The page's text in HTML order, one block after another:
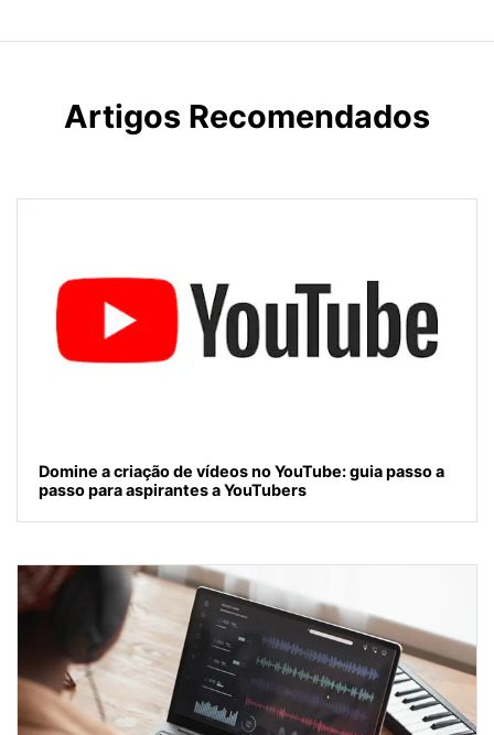
Artigos Recomendados
Domine a criação de vídeos no YouTube: guia passo a
passo para aspirantes a YouTubers